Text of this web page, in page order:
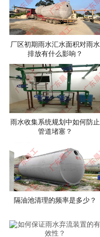
厂区初期雨水汇水面积对雨水
排放有什么影响？
雨水收集系统规划中如何防止
管道堵塞？
隔油池清理的频率是多少？